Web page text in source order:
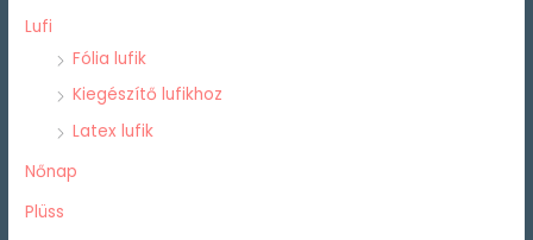
Lufi
Fólia lufik
Kiegészítő lufikhoz
Latex lufik
Nőnap
Plüss